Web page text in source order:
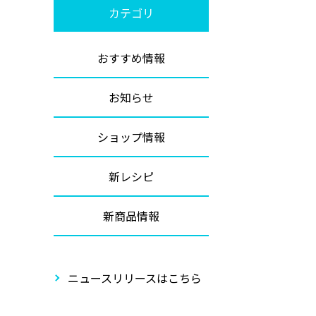
カテゴリ
おすすめ情報
お知らせ
ショップ情報
新レシピ
新商品情報
ニュースリリースはこちら